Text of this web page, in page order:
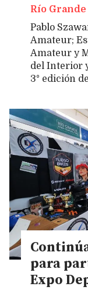
Río Grande
Pablo
Amateur;
Amateur y
del Interior
3° edición
para
Expo